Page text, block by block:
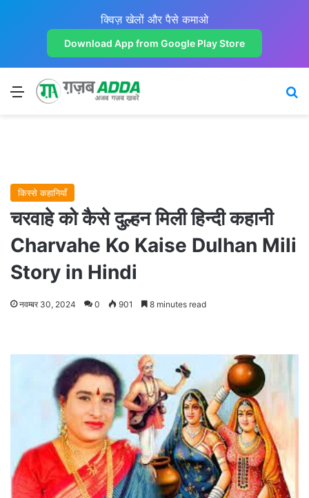
क्विज़ खेलों और पैसे कमाओ
Download App from Google Play Store
Menu
किस्से कहानियाँ
चरवाहे को कैसे दुल्हन मिली हिन्दी कहानी
Charvahe Ko Kaise Dulhan Mili
Story in Hindi
नवम्बर 30, 2024 0 901 8 minutes read